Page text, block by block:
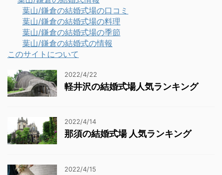
葉山/鎌倉の結婚式場の口コミ
葉山/鎌倉の結婚式場の料理
葉山/鎌倉の結婚式場の季節
葉山/鎌倉の結婚式の情報
このサイトについて
2022/4/22
軽井沢の結婚式場人気ランキング
2022/4/14
那須の結婚式場 人気ランキング
2022/4/15